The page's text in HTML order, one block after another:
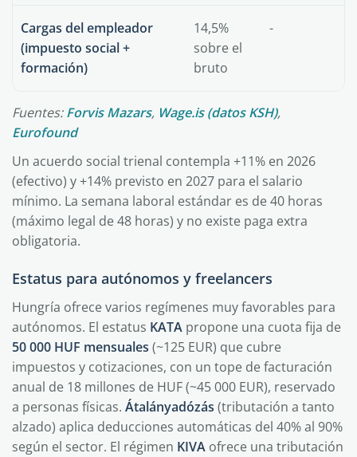
Cargas del empleador
(impuesto social +
formación)
14,5%
sobre el
bruto
-
Fuentes:Forvis Mazars, Wage.is (datos KSH),
Eurofound
Un acuerdo social trienal contempla +11% en 2026
(efectivo) y +14% previsto en 2027 para el salario
mínimo. La semana laboral estándar es de 40 horas
(máximo legal de 48 horas) y no existe paga extra
obligatoria.
Estatus para autónomos y freelancers
Hungría ofrece varios regímenes muy favorables para
autónomos. El estatus KATA propone una cuota fija de
50 000 HUF mensuales (~125 EUR) que cubre
impuestos y cotizaciones, con un tope de facturación
anual de 18 millones de HUF (~45 000 EUR), reservado
a personas físicas. Átalányadózás (tributación a tanto
alzado) aplica deducciones automáticas del 40% al 90%
según el sector. El régimen KIVA ofrece una tributación